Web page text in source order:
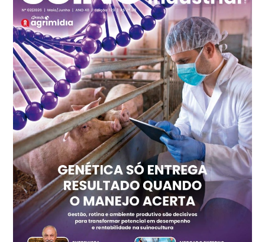
Recife (PE)
R$ 147,74
cx
Ovo Vermelho - Regional
Recife (PE)
R$ 157,72
cx